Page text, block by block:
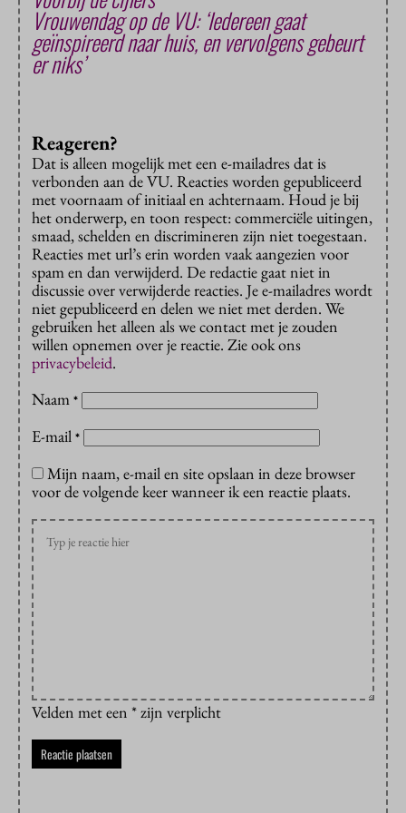
Vrouwendag op de VU: ‘Iedereen gaat
geïnspireerd naar huis, en vervolgens gebeurt
er niks’
Reageren?
Dat is alleen mogelijk met een e-mailadres dat is
verbonden aan de VU. Reacties worden gepubliceerd
met voornaam of initiaal en achternaam. Houd je bij
het onderwerp, en toon respect: commerciële uitingen,
smaad, schelden en discrimineren zijn niet toegestaan.
Reacties met url’s erin worden vaak aangezien voor
spam en dan verwijderd. De redactie gaat niet in
discussie over verwijderde reacties. Je e-mailadres wordt
niet gepubliceerd en delen we niet met derden. We
gebruiken het alleen als we contact met je zouden
willen opnemen over je reactie. Zie ook ons
privacybeleid.
Naam *
E-mail *
Mijn naam, e-mail en site opslaan in deze browser
voor de volgende keer wanneer ik een reactie plaats.
Velden met een * zijn verplicht